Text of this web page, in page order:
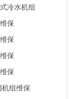
冷水机组
保
保
保
保
机组维保